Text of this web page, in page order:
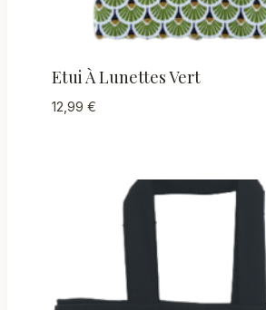
Etui À Lunettes Vert
12,99 €